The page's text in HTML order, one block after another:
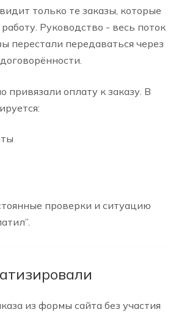
только те заказы, которые
Руководство - весь поток
перестали передаваться через
привязали оплату к заказу. В
проверки и ситуацию
из формы сайта без участия